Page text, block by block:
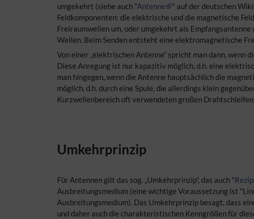
umgekehrt (siehe auch "Antenne
" auf der deutschen
Feldkomponenten: die elektrische und die magnetische
Freiraumwellen um, oder umgekehrt als
Wellen. Beim Sendenentsteht eine elektromagnetische
Von einer „elektrischen Antenne“ spricht man dann,
Diese Anregung ist nur kapazitiv möglich, d.h. eine
man hingegen, wenn die Antenne hauptsächlich die
möglich, d.h. durch eine Spule, die allerdings klein
Kurzwellenbereich oft verwendeten großen
Umkehrprinzip
Für Antennen gilt das sog. „Umkehrprinzip“, das auch "
Ausbreitungsmedium (eine wichtige Voraussetzung ist
Ausbreitungsmedium). Das Umkehrprinzip besagt, dass
und daher auch die charakteristischen Kenngrößen für